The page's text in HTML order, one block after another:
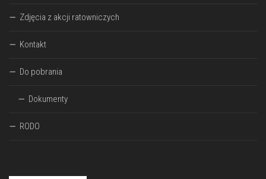
Zdjęcia z akcji ratowniczych
Kontakt
Do pobrania
Dokumenty
RODO